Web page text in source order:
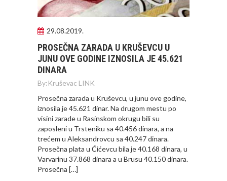
29.08.2019.
PROSEČNA ZARADA U KRUŠEVCU U
JUNU OVE GODINE IZNOSILA JE 45.621
DINARA
By:Kruševac LINK
Prosečna zarada u Kruševcu, u junu ove godine,
iznosila je 45.621 dinar. Na drugom mestu po
visini zarade u Rasinskom okrugu bili su
zaposleni u Trsteniku sa 40.456 dinara, a na
trećem u Aleksandrovcu sa 40.247 dinara.
Prosečna plata u Ćićevcu bila je 40.168 dinara, u
Varvarinu 37.868 dinara a u Brusu 40.150 dinara.
Prosečna […]